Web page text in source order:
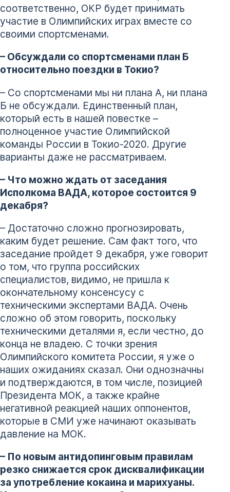
соответственно, ОКР будет принимать
участие в Олимпийских играх вместе со
своими спортсменами.
– Обсуждали со спортсменами план Б
относительно поездки в Токио?
– Со спортсменами мы ни плана А, ни плана
Б не обсуждали. Единственный план,
который есть в нашей повестке –
полноценное участие Олимпийской
команды России в Токио-2020. Другие
варианты даже не рассматриваем.
– Что можно ждать от заседания
Исполкома ВАДА, которое состоится 9
декабря?
– Достаточно сложно прогнозировать,
каким будет решение. Сам факт того, что
заседание пройдет 9 декабря, уже говорит
о том, что группа российских
специалистов, видимо, не пришла к
окончательному консенсусу с
техническими экспертами ВАДА. Очень
сложно об этом говорить, поскольку
техническими деталями я, если честно, до
конца не владею. С точки зрения
Олимпийского комитета России, я уже о
наших ожиданиях сказал. Они однозначны
и подтверждаются, в том числе, позицией
Президента МОК, а также крайне
негативной реакцией наших оппонентов,
которые в СМИ уже начинают оказывать
давление на МОК.
– По новым антидопинговым правилам
резко снижается срок дисквалификации
за употребление кокаина и марихуаны.